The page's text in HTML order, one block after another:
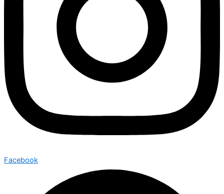
Facebook